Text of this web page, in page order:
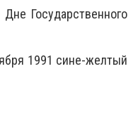
Государственного
1991 сине-желтый